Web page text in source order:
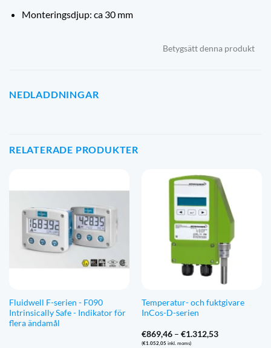
Monteringsdjup: ca 30 mm
Betygsätt denna produkt
NEDLADDNINGAR
RELATERADE PRODUKTER
Fluidwell F-serien - F090
Intrinsically Safe - Indikator för
flera ändamål
Temperatur- och fuktgivare
InCos-D-serien
€869,46 – €1.312,53Prisintervall:
(€1.052,05 inkl. moms)